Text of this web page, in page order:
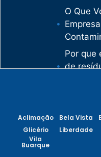
O Que
Por que
de
Como
de
Aclimação Bela Vista
Glicério
Liberdade
Vila
Buarque